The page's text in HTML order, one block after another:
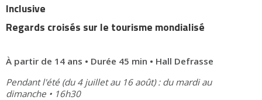
Inclusive
Regards croisés sur le tourisme mondialisé
À partir de 14 ans • Durée 45 min • Hall Defrasse
Pendant l'été (du 4 juillet au 16 août) : du mardi au
dimanche • 16h30